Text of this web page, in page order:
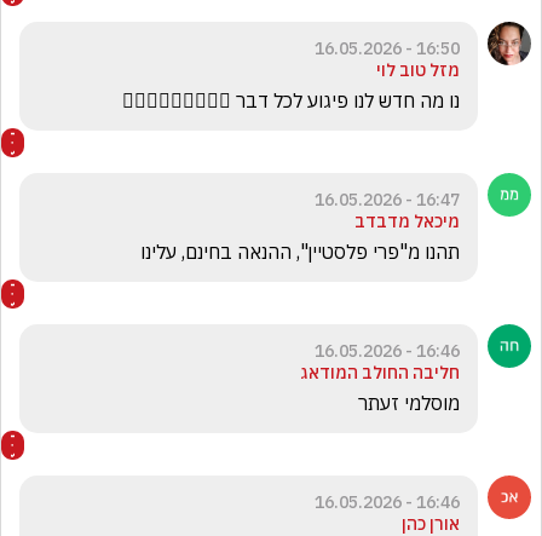
16:50 - 16.05.2026
מזל טוב לוי
נו מה חדש לנו פיגוע לכל דבר 🤦🏻‍♀️🤦🏻‍♀️🤦🏻‍♀️
16:47 - 16.05.2026
מיכאל מדבדב
תהנו מ"פרי פלסטיין", ההנאה בחינם, עלינו
16:46 - 16.05.2026
חליבה החולב המודאג
מוסלמי זעתר
16:46 - 16.05.2026
אורן כהן